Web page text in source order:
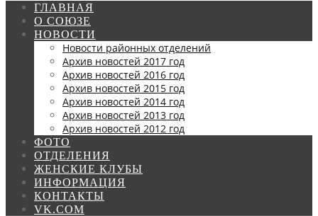
ГЛАВНАЯ
О СОЮЗЕ
НОВОСТИ
Новости районных отделений
Архив новостей 2017 год
Архив новостей 2016 год
Архив новостей 2015 год
Архив новостей 2014 год
Архив новостей 2013 год
Архив новостей 2012 год
ФОТО
ОТДЕЛЕНИЯ
ЖЕНСКИЕ КЛУБЫ
ИНФОРМАЦИЯ
КОНТАКТЫ
VK.COM